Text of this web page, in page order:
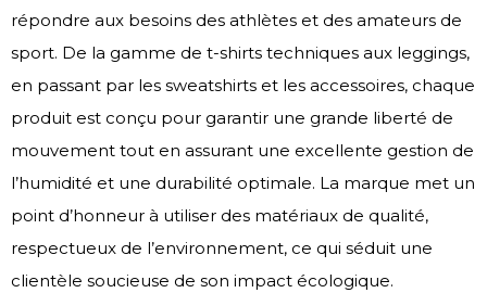
répondre aux besoins des athlètes et des amateurs de
sport. De la gamme de t-shirts techniques aux leggings,
en passant par les sweatshirts et les accessoires, chaque
produit est conçu pour garantir une grande liberté de
mouvement tout en assurant une excellente gestion de
l’humidité et une durabilité optimale. La marque met un
point d’honneur à utiliser des matériaux de qualité,
respectueux de l’environnement, ce qui séduit une
clientèle soucieuse de son impact écologique.